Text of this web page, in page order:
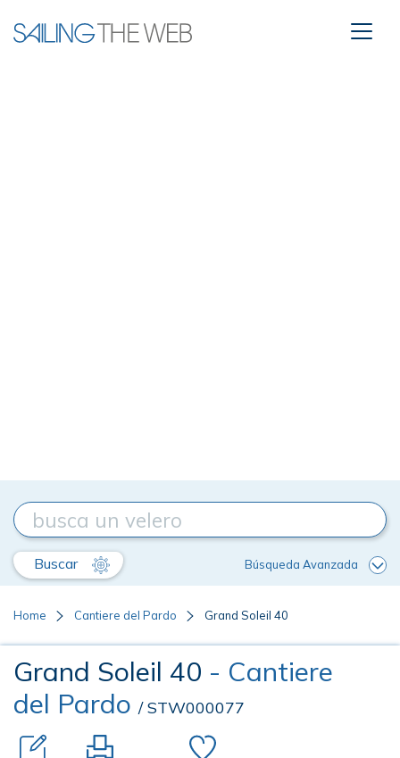
Buscar Búsqueda Avanzada
Home Cantiere del Pardo Grand Soleil 40
Grand Soleil 40 - Cantiere
del Pardo / STW000077